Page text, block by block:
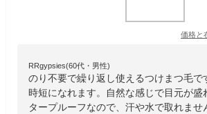
価格と
RRgypsies(60代・男性)
のり不要で繰り返し使えるつけまつ毛で
時短になれます。自然な感じで目元が盛
タープルーフなので、汗や水で取れませ